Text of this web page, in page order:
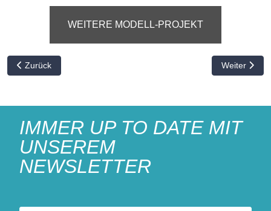
WEITERE MODELL-PROJEKT
Vorheriger Beitrag: Turmengel-Laden
Zurück Nächster
Weiter
IMMER UP TO DATE MIT
UNSEREM
NEWSLETTER